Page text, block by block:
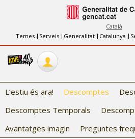
Català
Temes
Serveis Generalitat Catalunya
INFORMACIÓ
FES-TE EL CJ
L’estiu és ara! Descomptes
Descomptes Temporals
Avantatges imagin
Preguntes